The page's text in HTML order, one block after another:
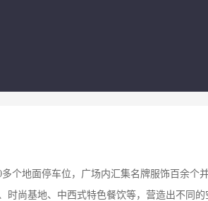
个地面停车位，广场内汇集名牌服饰百余个
尚基地、中西式特色餐饮等，营造出不同的